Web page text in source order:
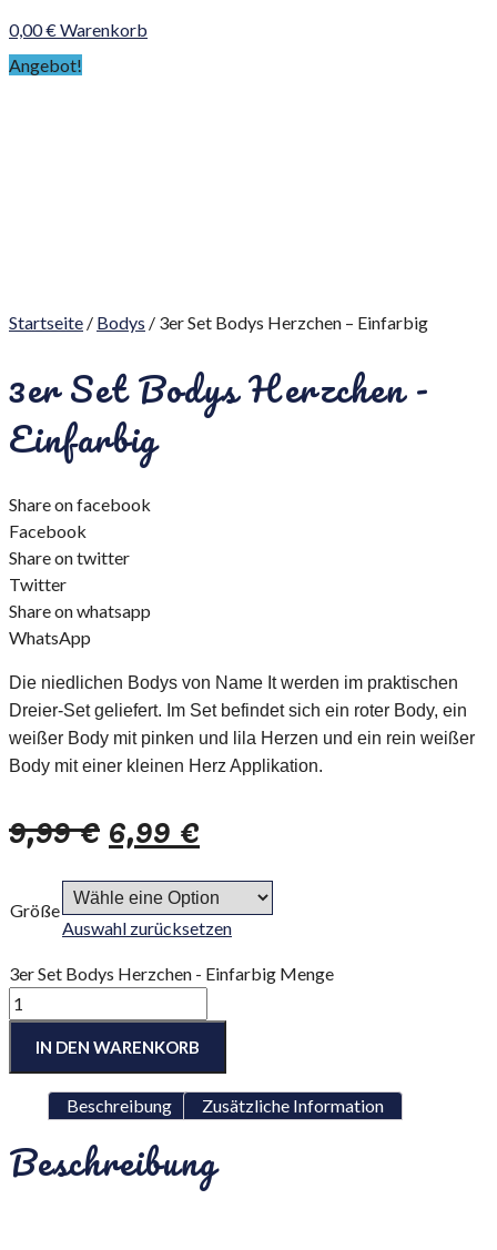
0,00€Warenkorb
Angebot!
Startseite / Bodys / 3er Set Bodys Herzchen – Einfarbig
3er Set Bodys Herzchen -
Einfarbig
Share on facebook
Facebook
Share on twitter
Twitter
Share on whatsapp
WhatsApp
Die niedlichen Bodys von Name It werden im praktischen
Dreier-Set geliefert. Im Set befindet sich ein roter Body, ein
weißer Body mit pinken und lila Herzen und ein rein weißer
Body mit einer kleinen Herz Applikation.
9,99€6,99€
Größe
Auswahl zurücksetzen
3er Set Bodys Herzchen - Einfarbig Menge
IN DEN WARENKORB
Beschreibung Zusätzliche Information
Beschreibung